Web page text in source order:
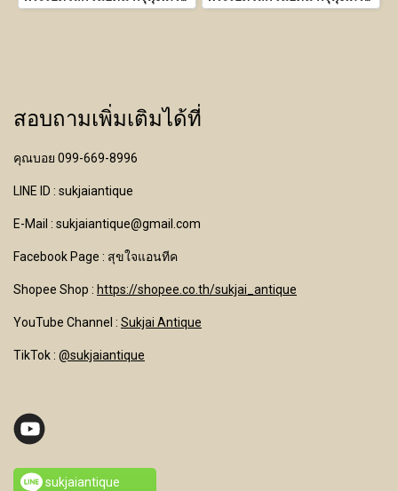
สอบถามเพิ่มเติมได้ที่
คุณบอย 099-669-8996
LINE ID : sukjaiantique
E-Mail : sukjaiantique@gmail.com
Facebook Page : สุขใจแอนทีค
Shopee Shop : https://shopee.co.th/sukjai_antique
YouTube Channel : Sukjai Antique
TikTok : @sukjaiantique
sukjaiantique